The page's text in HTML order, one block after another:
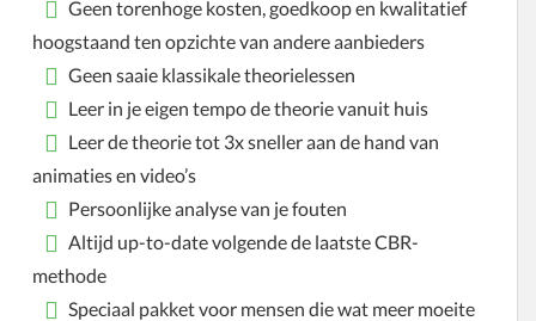
Geen torenhoge kosten, goedkoop en kwalitatief
hoogstaand ten opzichte van andere aanbieders
Geen saaie klassikale theorielessen
Leer in je eigen tempo de theorie vanuit huis
Leer de theorie tot 3x sneller aan de hand van
animaties en video’s
Persoonlijke analyse van je fouten
Altijd up-to-date volgende de laatste CBR-
methode
Speciaal pakket voor mensen die wat meer moeite